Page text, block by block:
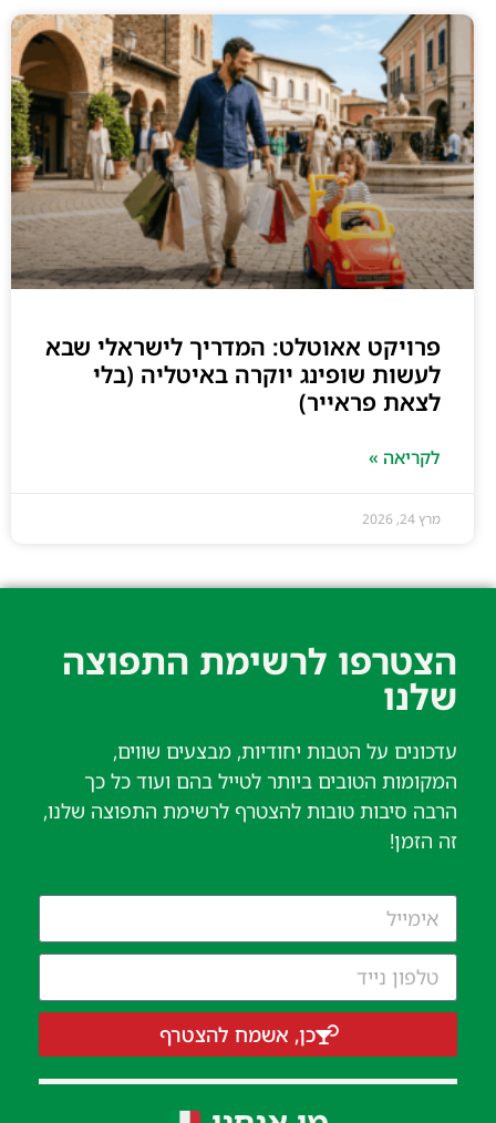
פרויקט אאוטלט: המדריך לישראלי שבא
לעשות שופינג יוקרה באיטליה (בלי
לצאת פראייר)
לקריאה »
מרץ 24, 2026
הצטרפו לרשימת התפוצה
שלנו​
עדכונים על הטבות יחודיות, מבצעים שווים,
המקומות הטובים ביותר לטייל בהם ועוד כל כך
הרבה סיבות טובות להצטרף לרשימת התפוצה שלנו,
זה הזמן!
כן, אשמח להצטרף